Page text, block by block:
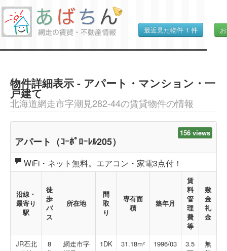
最近見た物件 1 件
物件詳細表示 - アパート・マンション・一
戸建て
北海道網走市字潮見282-44の賃貸物件の情報
156 views
アパート（ｺｰﾎﾟﾛｰﾚﾙ205）
WiFi・ネット無料。エアコン・家電3点付！
沿線・
最寄り
駅
徒
歩
バ
ス
所在地
間
取
り
専有面
積
築年月
賃
料
管
理
費
等
敷
金
礼
金
JR石北
8
網走市字
1DK 31.18m² 1996/03
3.5
無